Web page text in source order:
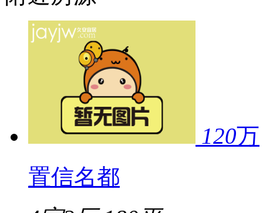
120万
置信名都